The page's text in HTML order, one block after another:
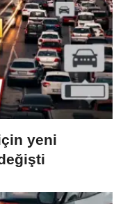
yeni